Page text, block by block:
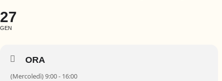
27
GEN
ORA
(Mercoledì) 9:00 - 16:00